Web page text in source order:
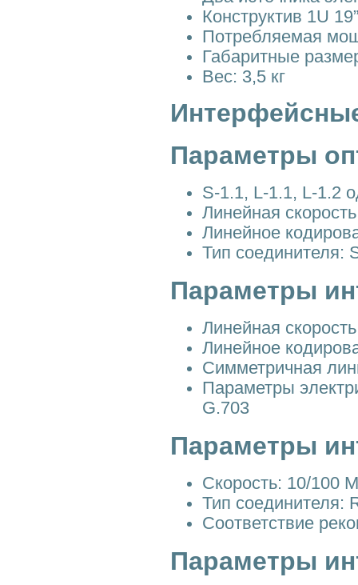
Конструктив 1U 19”
Потребляемая
Габаритные
Вес: 3,5 кг
Параметры
S-1.1, L-1.1, L-1.2
Линейная
Линейное
Тип соединителя:
Параметры
Линейная
Линейное
Симметричная
Параметры
G.703
Параметры
Скорость: 10/100
Тип соединителя:
Соответствие
Параметры